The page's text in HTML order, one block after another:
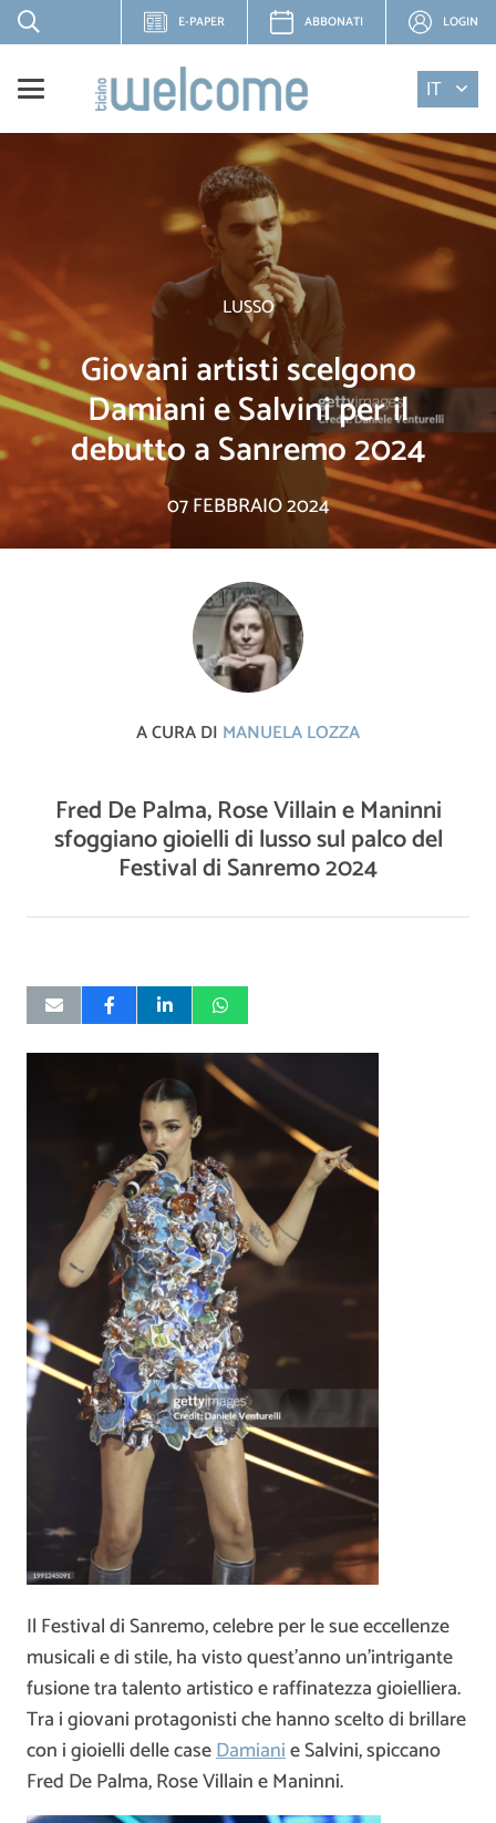
E-PAPER ABBONATI LOGIN
IT
LUSSO
Giovani artisti scelgono
Damiani e Salvini per il
debutto a Sanremo 2024
07 FEBBRAIO 2024
A CURA DI MANUELA LOZZA
Fred De Palma, Rose Villain e Maninni
sfoggiano gioielli di lusso sul palco del
Festival di Sanremo 2024
Il Festival di Sanremo, celebre per le sue eccellenze
musicali e di stile, ha visto quest’anno un’intrigante
fusione tra talento artistico e raffinatezza gioielliera.
Tra i giovani protagonisti che hanno scelto di brillare
con i gioielli delle caseDamianie Salvini, spiccano
Fred De Palma, Rose Villain e Maninni.